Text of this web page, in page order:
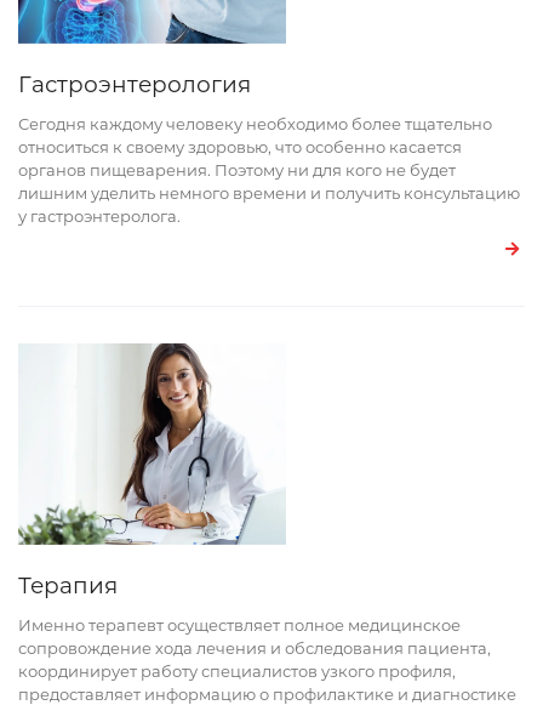
Гастроэнтерология
Сегодня каждому человеку необходимо более тщательно
относиться к своему здоровью, что особенно касается
органов пищеварения. Поэтому ни для кого не будет
лишним уделить немного времени и получить консультацию
у гастроэнтеролога.
Терапия
Именно терапевт осуществляет полное медицинское
сопровождение хода лечения и обследования пациента,
координирует работу специалистов узкого профиля,
предоставляет информацию о профилактике и диагностике